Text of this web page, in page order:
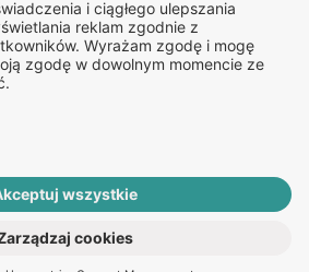
ROZPOCZNIJ E-KONSULTACJĘ
telemedycznych jest
w rozumieniu ustawy z dnia 15
leczniczej, wpisanym do
działalność leczniczą pod